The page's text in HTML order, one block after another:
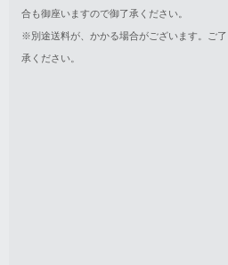
合も御座いますので御了承ください。
※別途送料が、かかる場合がございます。ご了
承ください。